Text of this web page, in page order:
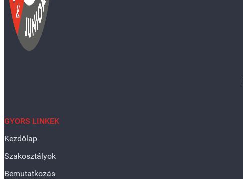
GYORS LINKEK
Kezdőlap
Szakosztályok
Bemutatkozás